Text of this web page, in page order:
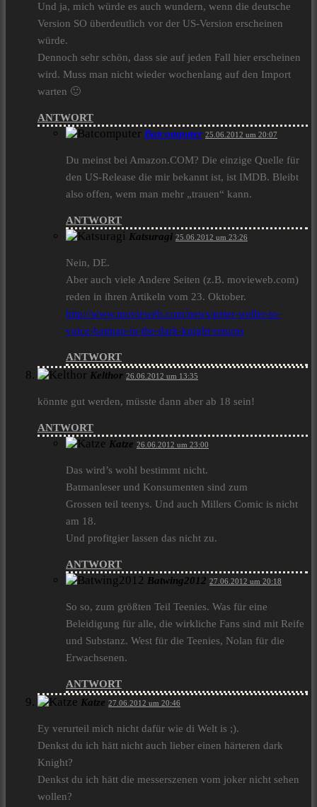
Und ja, mich würde es auch wundern, wenn die deutsche
Version SO überdeutlich vor der US-Version erscheinen
würde.
Dennoch sehr schön, dass sie auf jeden Fall hier erscheinen
wird. Muss man nicht wieder wochenlang auf den Import
warten 🙂
ANTWORT
Batcomputer 25.06.2012 um 20:07
Du meinst bei Amazon.COM? Die einzige Quelle für
den US-Release die mir bekannt ist, ist IMDB. Bleibt
also offen, wem man mehr „trauen“ kann.
ANTWORT
Katsuragi 25.06.2012 um 23:26
Nein, DE.
Aber auch viele Andere Seiten (z.B. movieweb.com)
reden in ihren Artikeln vom 23. Oktober.
http://www.movieweb.com/news/peter-weller-to-
voice-batman-in-the-dark-knight-returns
ANTWORT
Kelthor 26.06.2012 um 13:35
könnte gut werden, müsste dann aber ab 18 sein!
ANTWORT
Katze 26.06.2012 um 23:00
Das wird’s wohl bestimmt nicht.
Batmanleser und Konsumenten sind zum
Grossen teil teenys. Und auch Millers Comic is nicht
am 18.
Und profitgier lassen das nicht zu.
ANTWORT
Batwing2012 27.06.2012 um 20:18
So so, zum größten Teil Teenies. Was für eine
Beleidigung für alle, die wirkliche Fans sind mit Reife
und Substanz. West für die Teenies, Nolan für die
Erwachsenen.
ANTWORT
Katze 27.06.2012 um 20:46
Ey verurteil mich nicht dafür wie di Welt is ;).
Denkst du ich hätt nicht auch lieber einen härteren dark
Knight?
Denkst du ich hätt die messerszenen vom joker nicht sehen
wollen?